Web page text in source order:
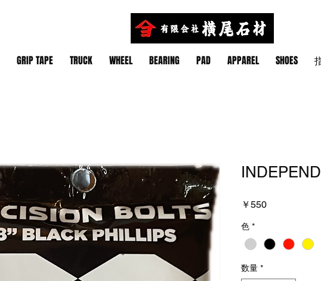
GRIP TAPE TRUCK WHEEL BEARING PAD APPAREL SHOES
￥550価
色 *
数量 *